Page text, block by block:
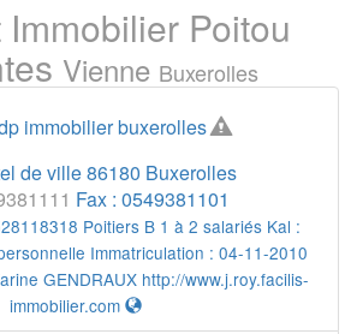
votre Agent
Buxerolles
Poitou
Vienne Buxerolles
immobilier buxerolles
de ville86180 Buxerolles
Fax : 0549381101
Poitiers B 1 à 2 salariés Kal :
Immatriculation : 04-11-2010
GENDRAUX http://www.j.roy.facilis-
immobilier.com